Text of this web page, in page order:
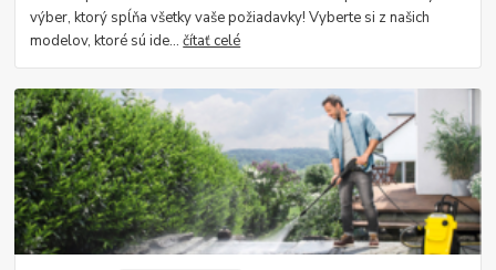
výber, ktorý spĺňa všetky vaše požiadavky! Vyberte si z našich
modelov, ktoré sú ide...čítať celé